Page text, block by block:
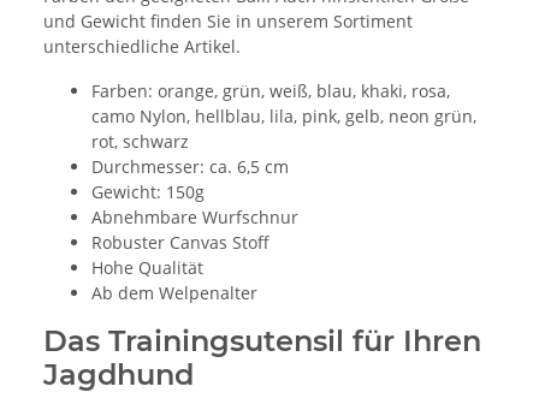
und Gewicht finden Sie in unserem Sortiment
unterschiedliche Artikel.
Farben: orange, grün, weiß, blau, khaki, rosa,
camo Nylon, hellblau, lila, pink, gelb, neon grün,
rot, schwarz
Durchmesser: ca. 6,5 cm
Gewicht: 150g
Abnehmbare Wurfschnur
Robuster Canvas Stoff
Hohe Qualität
Ab dem Welpenalter
Das Trainingsutensil für Ihren
Jagdhund